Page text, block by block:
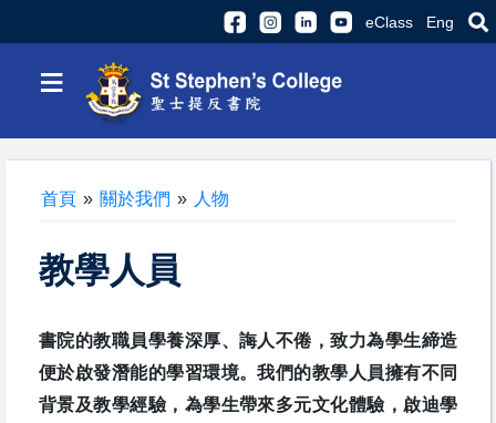
eClass Eng
≡
首頁 » 關於我們 » 人物
教學人員
書院的教職員學養深厚、誨人不倦，致力為學生締造
便於啟發潛能的學習環境。我們的教學人員擁有不同
背景及教學經驗，為學生帶來多元文化體驗，啟迪學